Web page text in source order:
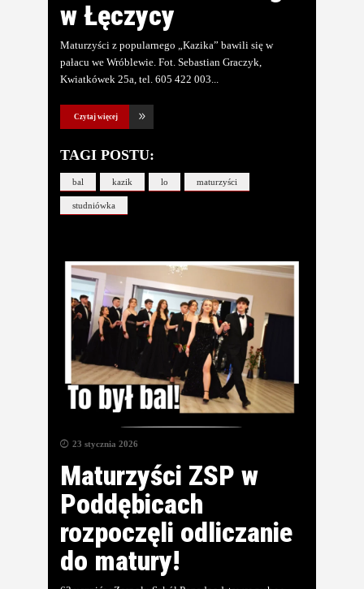
w Łęczycy
Maturzyści z popularnego „Kazika” bawili się w
pałacu we Wróblewie. Fot. Sebastian Graczyk,
Kwiatkówek 25a, tel. 605 422 003
Czytaj więcej
TAGI POSTU:
bal kazik lo maturzyści
studniówka
23 stycznia 2026
Maturzyści ZSP w
Poddębicach
rozpoczęli odliczanie
do matury!